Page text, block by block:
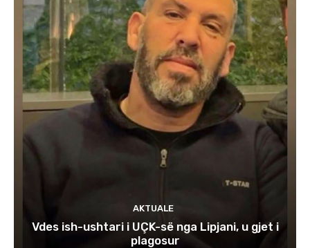
AKTUALE
Vdes ish-ushtari i UÇK-së nga Lipjani, u gjet i
plagosur